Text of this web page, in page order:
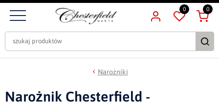
0 0
Narożniki
Narożnik Chesterfield -